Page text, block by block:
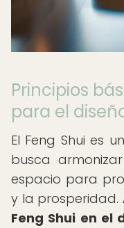
Principios
para el
El Feng Shui es
busca
espacio para
y la prosperidad.
Feng Shui en el